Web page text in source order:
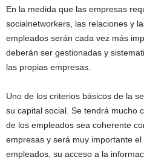
En la medida que las empresas
socialnetworkers, las relaciones y
empleados serán cada vez más
deberán ser gestionadas y
las propias empresas.
Uno de los criterios básicos de la
su capital social. Se tendrá mucho
de los empleados sea coherente
empresas y será muy importante
empleados, su acceso a la